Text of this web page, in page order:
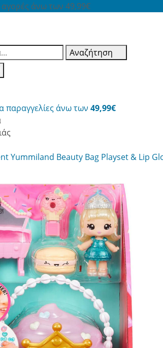
άνω των 49,99€
Αναζήτηση
παραγγελίες άνω των 49,99€
Yummiland Beauty Bag Playset & Lip